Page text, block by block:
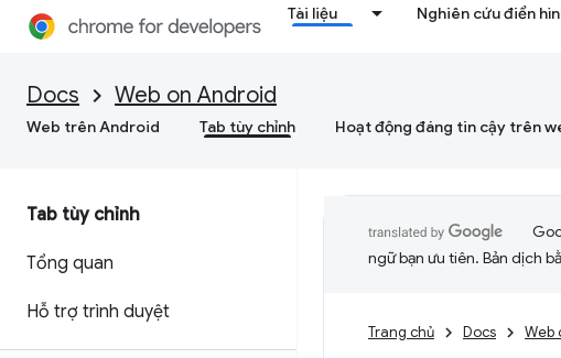
Tài liệu Nghiên cứu điển
Docs Web on Android
Web trên Android Tab tùy chỉnh Hoạt động đáng tin cậy trên
Tab tùy chỉnh
Tổng quan
Hỗ trợ trình duyệt
ngữ bạn ưu tiên. Bản dịch
Trang chủ Docs Web